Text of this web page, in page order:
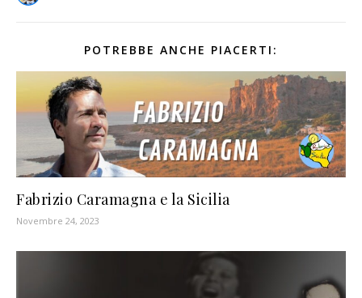
POTREBBE ANCHE PIACERTI:
Fabrizio Caramagna e la Sicilia
Novembre 24, 2023